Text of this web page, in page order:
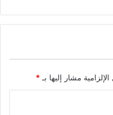
مشار إليها بـ *